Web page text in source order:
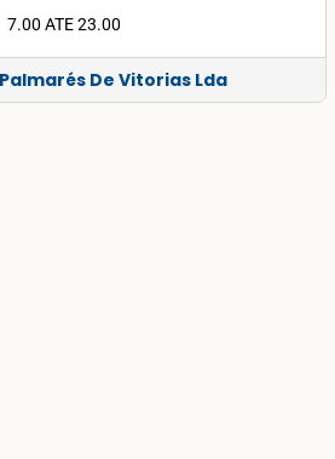
7.00 ATE 23.00
De Vitorias Lda